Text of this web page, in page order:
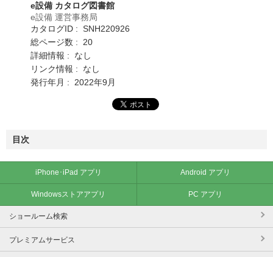
e設備 カタログ図書館
e設備 運営事務局
カタログID : SNH220926
総ページ数 : 20
詳細情報 : なし
リンク情報 : なし
発行年月 : 2022年9月
目次
iPhone･iPad アプリ Android アプリ
Windowsストアアプリ PC アプリ
ショールーム検索
プレミアムサービス